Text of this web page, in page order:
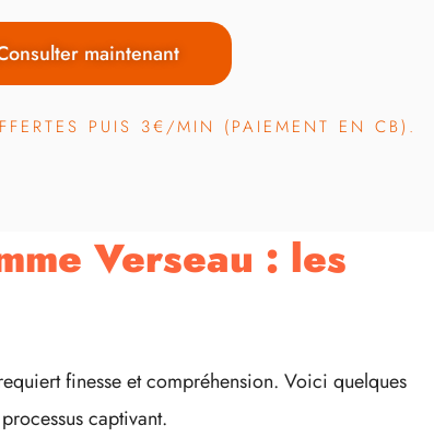
maintenant
PUIS 3€/MIN (PAIEMENT EN CB).
Verseau : les
finesse et compréhension. Voici quelques
captivant.